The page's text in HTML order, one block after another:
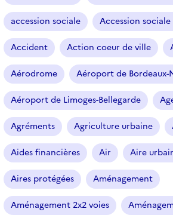
accession sociale Accession
Accident Action coeur de ville
Aérodrome Aéroport de Bordeaux-
Aéroport de Limoges-Bellegarde
Agréments Agriculture urbaine
Aides financières Air Aire
Aires protégées Aménagement
Aménagement 2x2 voies